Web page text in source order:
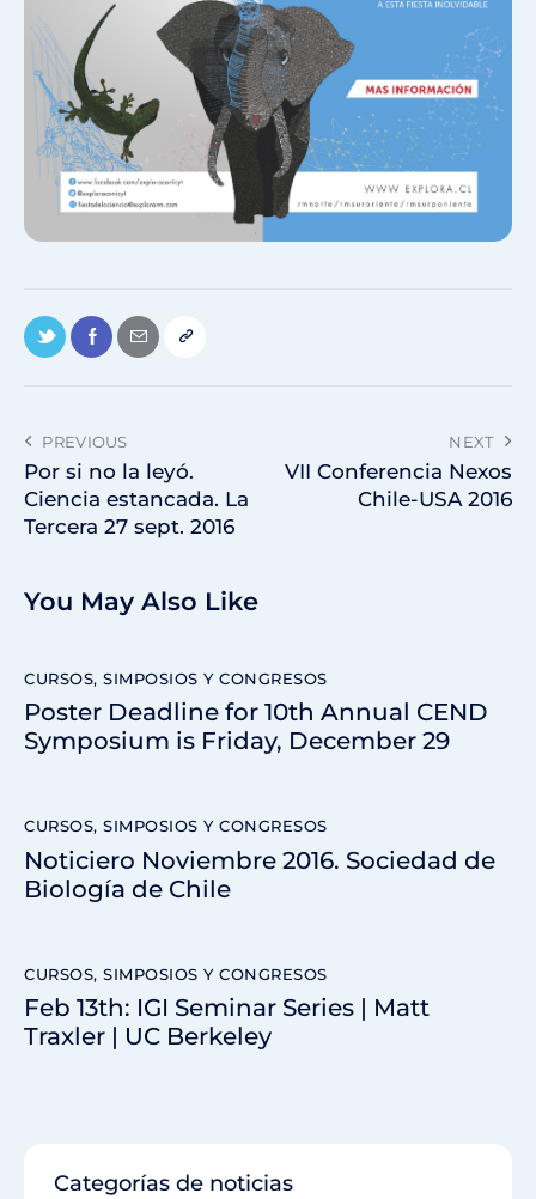
PREVIOUS
Por si no la leyó.
Ciencia estancada. La
Tercera 27 sept. 2016
NEXT
VII Conferencia Nexos
Chile-USA 2016
You May Also Like
CURSOS, SIMPOSIOS Y CONGRESOS
Poster Deadline for 10th Annual CEND
Symposium is Friday, December 29
CURSOS, SIMPOSIOS Y CONGRESOS
Noticiero Noviembre 2016. Sociedad de
Biología de Chile
CURSOS, SIMPOSIOS Y CONGRESOS
Feb 13th: IGI Seminar Series | Matt
Traxler | UC Berkeley
Categorías de noticias